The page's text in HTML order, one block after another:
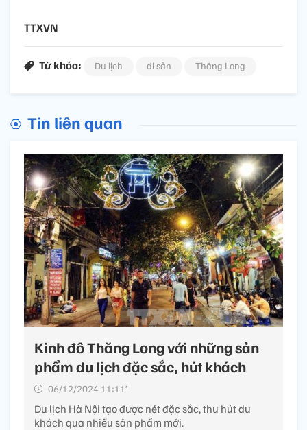
TTXVN
Từ khóa: Du lịch di sản Thăng Long
Tin liên quan
Kinh đô Thăng Long với những sản
phẩm du lịch đặc sắc, hút khách
06/12/2024 11:11’
Du lịch Hà Nội tạo được nét đặc sắc, thu hút du
khách qua nhiều sản phẩm mới.